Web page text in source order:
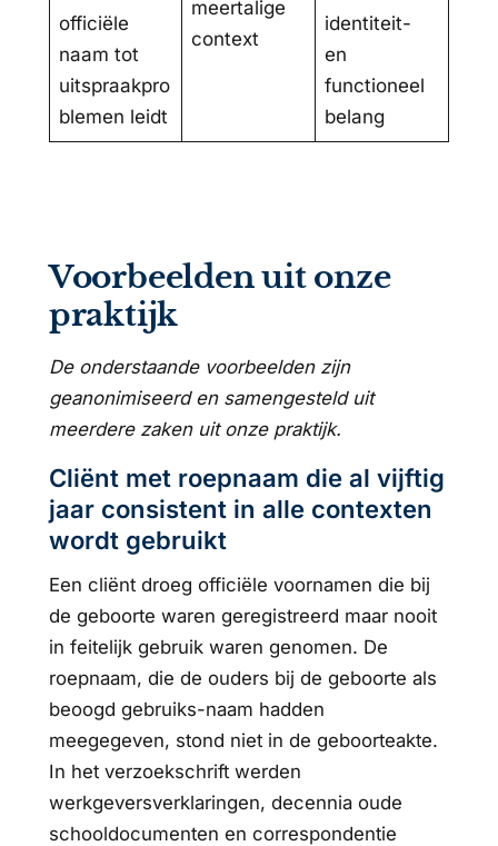
officiële
naam tot
uitspraakpro
blemen leidt
meertalige
context
identiteit-
en
functioneel
belang
Voorbeelden uit onze
praktijk
De onderstaande voorbeelden zijn
geanonimiseerd en samengesteld uit
meerdere zaken uit onze praktijk.
Cliënt met roepnaam die al vijftig
jaar consistent in alle contexten
wordt gebruikt
Een cliënt droeg officiële voornamen die bij
de geboorte waren geregistreerd maar nooit
in feitelijk gebruik waren genomen. De
roepnaam, die de ouders bij de geboorte als
beoogd gebruiks-naam hadden
meegegeven, stond niet in de geboorteakte.
In het verzoekschrift werden
werkgeversverklaringen, decennia oude
schooldocumenten en correspondentie